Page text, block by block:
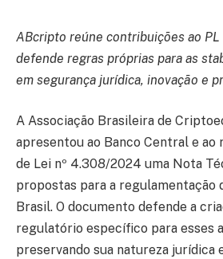
ABcripto reúne contribuições ao
defende regras próprias para as
em segurança jurídica, inovação e
A Associação Brasileira de
apresentou ao Banco Central e
de Lei nº 4.308/2024 uma Nota
propostas para a regulamentação
Brasil. O documento defende a
regulatório específico para esses
preservando sua natureza jurídica